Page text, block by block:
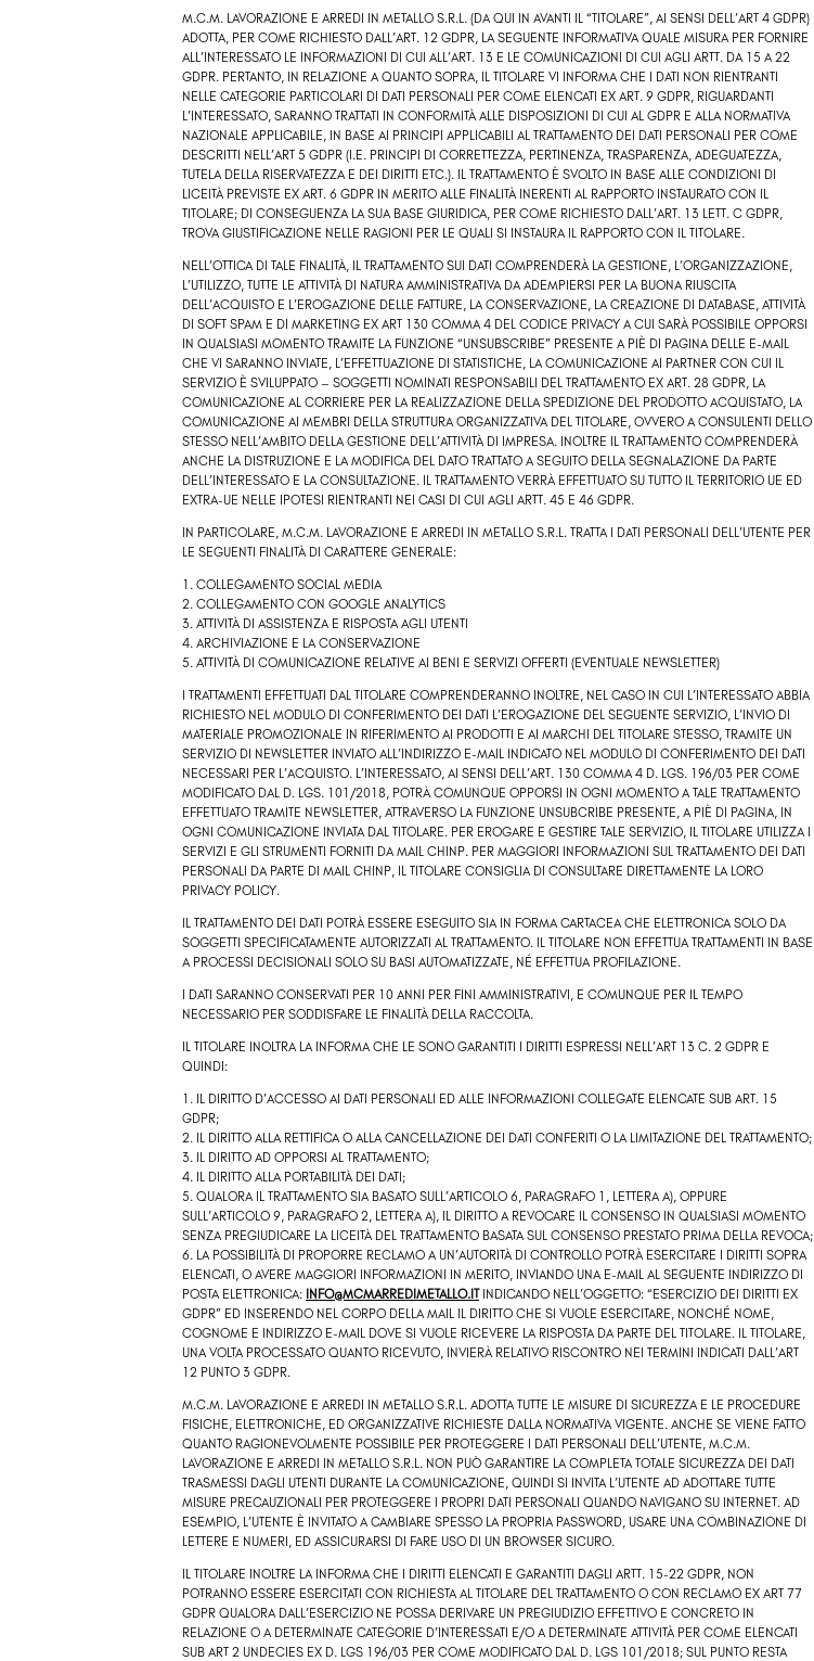
M.C.M. LAVORAZIONE E ARREDI IN METALLO S.R.L. (DA QUI IN AVANTI IL “TITOLARE”, AI SENSI DELL’ART 4 GDPR)
ADOTTA, PER COME RICHIESTO DALL’ART. 12 GDPR, LA SEGUENTE INFORMATIVA QUALE MISURA PER FORNIRE
ALL’INTERESSATO LE INFORMAZIONI DI CUI ALL’ART. 13 E LE COMUNICAZIONI DI CUI AGLI ARTT. DA 15 A 22
GDPR. PERTANTO, IN RELAZIONE A QUANTO SOPRA, IL TITOLARE VI INFORMA CHE I DATI NON RIENTRANTI
NELLE CATEGORIE PARTICOLARI DI DATI PERSONALI PER COME ELENCATI EX ART. 9 GDPR, RIGUARDANTI
L’INTERESSATO, SARANNO TRATTATI IN CONFORMITÀ ALLE DISPOSIZIONI DI CUI AL GDPR E ALLA NORMATIVA
NAZIONALE APPLICABILE, IN BASE AI PRINCIPI APPLICABILI AL TRATTAMENTO DEI DATI PERSONALI PER COME
DESCRITTI NELL’ART 5 GDPR (I.E. PRINCIPI DI CORRETTEZZA, PERTINENZA, TRASPARENZA, ADEGUATEZZA,
TUTELA DELLA RISERVATEZZA E DEI DIRITTI ETC.). IL TRATTAMENTO È SVOLTO IN BASE ALLE CONDIZIONI DI
LICEITÀ PREVISTE EX ART. 6 GDPR IN MERITO ALLE FINALITÀ INERENTI AL RAPPORTO INSTAURATO CON IL
TITOLARE; DI CONSEGUENZA LA SUA BASE GIURIDICA, PER COME RICHIESTO DALL’ART. 13 LETT. C GDPR,
TROVA GIUSTIFICAZIONE NELLE RAGIONI PER LE QUALI SI INSTAURA IL RAPPORTO CON IL TITOLARE.
NELL’OTTICA DI TALE FINALITÀ, IL TRATTAMENTO SUI DATI COMPRENDERÀ LA GESTIONE, L’ORGANIZZAZIONE,
L’UTILIZZO, TUTTE LE ATTIVITÀ DI NATURA AMMINISTRATIVA DA ADEMPIERSI PER LA BUONA RIUSCITA
DELL’ACQUISTO E L’EROGAZIONE DELLE FATTURE, LA CONSERVAZIONE, LA CREAZIONE DI DATABASE, ATTIVITÀ
DI SOFT SPAM E DI MARKETING EX ART 130 COMMA 4 DEL CODICE PRIVACY A CUI SARÀ POSSIBILE OPPORSI
IN QUALSIASI MOMENTO TRAMITE LA FUNZIONE “UNSUBSCRIBE” PRESENTE A PIÈ DI PAGINA DELLE E-MAIL
CHE VI SARANNO INVIATE, L’EFFETTUAZIONE DI STATISTICHE, LA COMUNICAZIONE AI PARTNER CON CUI IL
SERVIZIO È SVILUPPATO – SOGGETTI NOMINATI RESPONSABILI DEL TRATTAMENTO EX ART. 28 GDPR, LA
COMUNICAZIONE AL CORRIERE PER LA REALIZZAZIONE DELLA SPEDIZIONE DEL PRODOTTO ACQUISTATO, LA
COMUNICAZIONE AI MEMBRI DELLA STRUTTURA ORGANIZZATIVA DEL TITOLARE, OVVERO A CONSULENTI DELLO
STESSO NELL’AMBITO DELLA GESTIONE DELL’ATTIVITÀ DI IMPRESA. INOLTRE IL TRATTAMENTO COMPRENDERÀ
ANCHE LA DISTRUZIONE E LA MODIFICA DEL DATO TRATTATO A SEGUITO DELLA SEGNALAZIONE DA PARTE
DELL’INTERESSATO E LA CONSULTAZIONE. IL TRATTAMENTO VERRÀ EFFETTUATO SU TUTTO IL TERRITORIO UE ED
EXTRA-UE NELLE IPOTESI RIENTRANTI NEI CASI DI CUI AGLI ARTT. 45 E 46 GDPR.
IN PARTICOLARE, M.C.M. LAVORAZIONE E ARREDI IN METALLO S.R.L. TRATTA I DATI PERSONALI DELL’UTENTE PER
LE SEGUENTI FINALITÀ DI CARATTERE GENERALE:
1. COLLEGAMENTO SOCIAL MEDIA
2. COLLEGAMENTO CON GOOGLE ANALYTICS
3. ATTIVITÀ DI ASSISTENZA E RISPOSTA AGLI UTENTI
4. ARCHIVIAZIONE E LA CONSERVAZIONE
5. ATTIVITÀ DI COMUNICAZIONE RELATIVE AI BENI E SERVIZI OFFERTI (EVENTUALE NEWSLETTER)
I TRATTAMENTI EFFETTUATI DAL TITOLARE COMPRENDERANNO INOLTRE, NEL CASO IN CUI L’INTERESSATO ABBIA
RICHIESTO NEL MODULO DI CONFERIMENTO DEI DATI L’EROGAZIONE DEL SEGUENTE SERVIZIO, L’INVIO DI
MATERIALE PROMOZIONALE IN RIFERIMENTO AI PRODOTTI E AI MARCHI DEL TITOLARE STESSO, TRAMITE UN
SERVIZIO DI NEWSLETTER INVIATO ALL’INDIRIZZO E-MAIL INDICATO NEL MODULO DI CONFERIMENTO DEI DATI
NECESSARI PER L’ACQUISTO. L’INTERESSATO, AI SENSI DELL’ART. 130 COMMA 4 D. LGS. 196/03 PER COME
MODIFICATO DAL D. LGS. 101/2018, POTRÀ COMUNQUE OPPORSI IN OGNI MOMENTO A TALE TRATTAMENTO
EFFETTUATO TRAMITE NEWSLETTER, ATTRAVERSO LA FUNZIONE UNSUBCRIBE PRESENTE, A PIÈ DI PAGINA, IN
OGNI COMUNICAZIONE INVIATA DAL TITOLARE. PER EROGARE E GESTIRE TALE SERVIZIO, IL TITOLARE UTILIZZA I
SERVIZI E GLI STRUMENTI FORNITI DA MAIL CHINP. PER MAGGIORI INFORMAZIONI SUL TRATTAMENTO DEI DATI
PERSONALI DA PARTE DI MAIL CHINP, IL TITOLARE CONSIGLIA DI CONSULTARE DIRETTAMENTE LA LORO
PRIVACY POLICY.
IL TRATTAMENTO DEI DATI POTRÀ ESSERE ESEGUITO SIA IN FORMA CARTACEA CHE ELETTRONICA SOLO DA
SOGGETTI SPECIFICATAMENTE AUTORIZZATI AL TRATTAMENTO. IL TITOLARE NON EFFETTUA TRATTAMENTI IN BASE
A PROCESSI DECISIONALI SOLO SU BASI AUTOMATIZZATE, NÉ EFFETTUA PROFILAZIONE.
I DATI SARANNO CONSERVATI PER 10 ANNI PER FINI AMMINISTRATIVI, E COMUNQUE PER IL TEMPO
NECESSARIO PER SODDISFARE LE FINALITÀ DELLA RACCOLTA.
IL TITOLARE INOLTRA LA INFORMA CHE LE SONO GARANTITI I DIRITTI ESPRESSI NELL’ART 13 C. 2 GDPR E
QUINDI:
1. IL DIRITTO D’ACCESSO AI DATI PERSONALI ED ALLE INFORMAZIONI COLLEGATE ELENCATE SUB ART. 15
GDPR;
2. IL DIRITTO ALLA RETTIFICA O ALLA CANCELLAZIONE DEI DATI CONFERITI O LA LIMITAZIONE DEL TRATTAMENTO;
3. IL DIRITTO AD OPPORSI AL TRATTAMENTO;
4. IL DIRITTO ALLA PORTABILITÀ DEI DATI;
5. QUALORA IL TRATTAMENTO SIA BASATO SULL’ARTICOLO 6, PARAGRAFO 1, LETTERA A), OPPURE
SULL’ARTICOLO 9, PARAGRAFO 2, LETTERA A), IL DIRITTO A REVOCARE IL CONSENSO IN QUALSIASI MOMENTO
SENZA PREGIUDICARE LA LICEITÀ DEL TRATTAMENTO BASATA SUL CONSENSO PRESTATO PRIMA DELLA REVOCA;
6. LA POSSIBILITÀ DI PROPORRE RECLAMO A UN’AUTORITÀ DI CONTROLLO POTRÀ ESERCITARE I DIRITTI SOPRA
ELENCATI, O AVERE MAGGIORI INFORMAZIONI IN MERITO, INVIANDO UNA E-MAIL AL SEGUENTE INDIRIZZO DI
POSTA ELETTRONICA: INFO@MCMARREDIMETALLO.ITINDICANDO NELL’OGGETTO: “ESERCIZIO DEI DIRITTI EX
GDPR” ED INSERENDO NEL CORPO DELLA MAIL IL DIRITTO CHE SI VUOLE ESERCITARE, NONCHÉ NOME,
COGNOME E INDIRIZZO E-MAIL DOVE SI VUOLE RICEVERE LA RISPOSTA DA PARTE DEL TITOLARE. IL TITOLARE,
UNA VOLTA PROCESSATO QUANTO RICEVUTO, INVIERÀ RELATIVO RISCONTRO NEI TERMINI INDICATI DALL’ART
12 PUNTO 3 GDPR.
M.C.M. LAVORAZIONE E ARREDI IN METALLO S.R.L. ADOTTA TUTTE LE MISURE DI SICUREZZA E LE PROCEDURE
FISICHE, ELETTRONICHE, ED ORGANIZZATIVE RICHIESTE DALLA NORMATIVA VIGENTE. ANCHE SE VIENE FATTO
QUANTO RAGIONEVOLMENTE POSSIBILE PER PROTEGGERE I DATI PERSONALI DELL’UTENTE, M.C.M.
LAVORAZIONE E ARREDI IN METALLO S.R.L. NON PUÒ GARANTIRE LA COMPLETA TOTALE SICUREZZA DEI DATI
TRASMESSI DAGLI UTENTI DURANTE LA COMUNICAZIONE, QUINDI SI INVITA L’UTENTE AD ADOTTARE TUTTE
MISURE PRECAUZIONALI PER PROTEGGERE I PROPRI DATI PERSONALI QUANDO NAVIGANO SU INTERNET. AD
ESEMPIO, L’UTENTE È INVITATO A CAMBIARE SPESSO LA PROPRIA PASSWORD, USARE UNA COMBINAZIONE DI
LETTERE E NUMERI, ED ASSICURARSI DI FARE USO DI UN BROWSER SICURO.
IL TITOLARE INOLTRE LA INFORMA CHE I DIRITTI ELENCATI E GARANTITI DAGLI ARTT. 15-22 GDPR, NON
POTRANNO ESSERE ESERCITATI CON RICHIESTA AL TITOLARE DEL TRATTAMENTO O CON RECLAMO EX ART 77
GDPR QUALORA DALL’ESERCIZIO NE POSSA DERIVARE UN PREGIUDIZIO EFFETTIVO E CONCRETO IN
RELAZIONE O A DETERMINATE CATEGORIE D’INTERESSATI E/O A DETERMINATE ATTIVITÀ PER COME ELENCATI
SUB ART 2 UNDECIES EX D. LGS 196/03 PER COME MODIFICATO DAL D. LGS 101/2018; SUL PUNTO RESTA